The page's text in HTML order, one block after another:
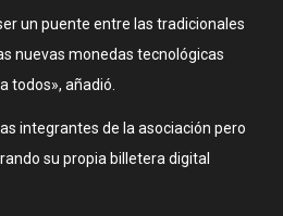
un puente entre las tradicionales
nuevas monedas tecnológicas
todos», añadió.
integrantes de la asociación pero
su propia billetera digital